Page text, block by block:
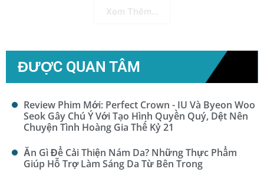
Xem Thêm...
ĐƯỢC QUAN TÂM
Review Phim Mới: Perfect Crown - IU Và Byeon Woo
Seok Gây Chú Ý Với Tạo Hình Quyền Quý, Dệt Nên
Chuyện Tình Hoàng Gia Thế Kỷ 21
Ăn Gì Để Cải Thiện Nám Da? Những Thực Phẩm
Giúp Hỗ Trợ Làm Sáng Da Từ Bên Trong